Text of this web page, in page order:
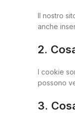
Il nostro
anche
2.
I cookie
possono
3.